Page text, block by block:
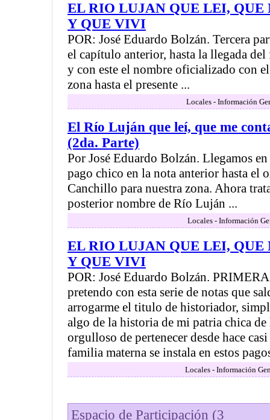
EL RIO LUJAN QUE LEI, QUE
Y QUE VIVI
POR: José Eduardo Bolzán. Tercera
el capítulo anterior, hasta la llegada
y con este el nombre oficializado con
zona hasta el presente ...
Locales - Información
El Río Luján que leí, que me
(2da. Parte)
Por José Eduardo Bolzán. Llegamos
pago chico en la nota anterior hasta el
Canchillo para nuestra zona. Ahora
posterior nombre de Río Luján ...
Locales - Información
EL RIO LUJAN QUE LEI, QUE
Y QUE VIVI
POR: José Eduardo Bolzán.
pretendo con esta serie de notas que
arrogarme el titulo de historiador,
algo de la historia de mi patria chica
orgulloso de pertenecer desde hace
familia materna se instala en estos
Locales - Información
Espacio de Participación (3